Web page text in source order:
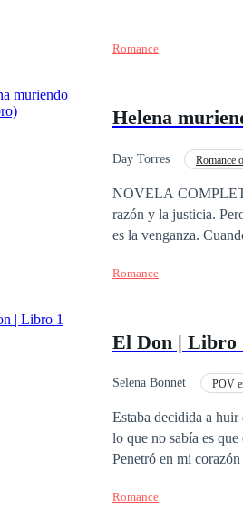
Romance
Helena
Day Torres Romance
NOVELA
razón y la justicia.
es la venganza.
su familia, dispuesto a
ninguno ha llegado
Romance
El Don | Libro
Selena Bonnet POV
Estaba decidida a
lo que no sabía es que era algo imposible. Ese mafioso
Penetró en mi corazón
Aquello fue mi perdición
Romance